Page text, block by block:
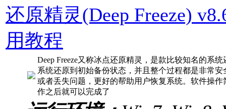
还原精灵(Deep Freeze)
用教程
Deep Freeze又称冰点还原精灵，是款比较知名的系
系统还原到初始备份状态，并且整个过程都是非常
或者丢失问题，更好的帮助用户恢复系统。软件操
作之后就可以完成了